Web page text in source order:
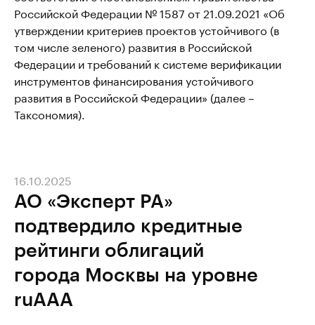
Российской Федерации № 1587 от 21.09.2021 «Об
утверждении критериев проектов устойчивого (в
том числе зеленого) развития в Российской
Федерации и требований к системе верификации
инструментов финансирования устойчивого
развития в Российской Федерации» (далее –
Таксономия).
АО «Эксперт РА»
подтвердило кредитные
рейтинги облигаций
города Москвы на уровне
ruAAA
16.10.2025